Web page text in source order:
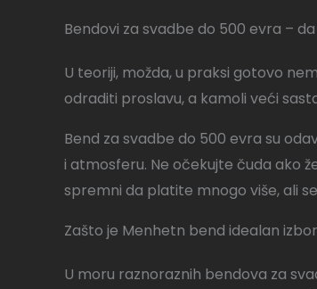
Bendovi za svadbe do 500 evra –
U teoriji, možda, u praksi gotovo
odraditi proslavu, a kamoli veći
Bend za svadbe do 500 evra su
i atmosferu. Ne očekujte čuda ako
spremni da platite mnogo više, ali
Zašto je Menhetn bend idealan
U moru raznoraznih bendova za